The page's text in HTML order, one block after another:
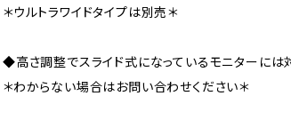
＊ウルトラワイドタイプは別売＊
◆高さ調整でスライド式になっているモニターには
＊わからない場合はお問い合わせください＊